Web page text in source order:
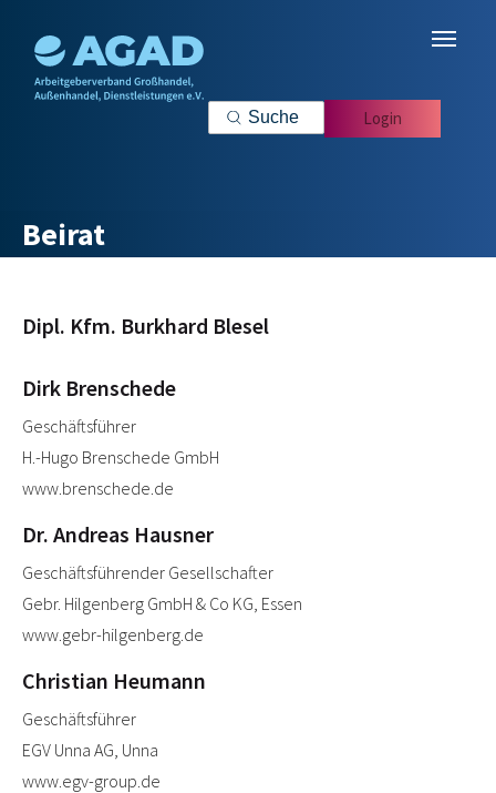
Login
Beirat
Dipl. Kfm. Burkhard Blesel
Dirk Brenschede
Geschäftsführer
H.-Hugo Brenschede GmbH
www.brenschede.de
Dr. Andreas Hausner
Geschäftsführender Gesellschafter
Gebr. Hilgenberg GmbH & Co KG, Essen
www.gebr-hilgenberg.de
Christian Heumann
Geschäftsführer
EGV Unna AG, Unna
www.egv-group.de